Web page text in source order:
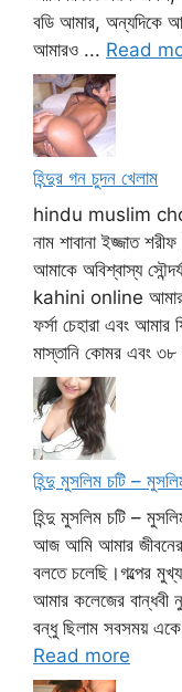
বডি আমার, অন্যদিকে
আমারও ... Read
হিন্দুর গন চুদন খেলাম
hindu muslim choti
নাম শাবানা ইজ্জাত
আমাকে অবিশ্বাস্য
kahini online আমার
ফর্সা চেহারা এবং
মাস্তানি কোমর এবং
হিন্দু মুসলিম চটি –
হিন্দু মুসলিম চটি –
আজ আমি আমার
বলতে চলেছি।গল্পের
আমার কলেজের
বন্ধু ছিলাম সবসময়
Read more